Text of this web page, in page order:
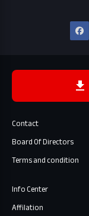
Contact
Board Of Directors
Terms and condition
Info Center
Affilation